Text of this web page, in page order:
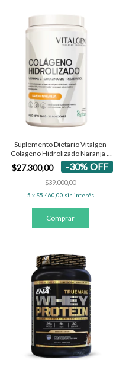
Suplemento Dietario Vitalgen
Colageno Hidrolizado Naranja x
360 g
$27.300,00 -30% OFF
$39.000,00
5 x $5.460,00 sin interés